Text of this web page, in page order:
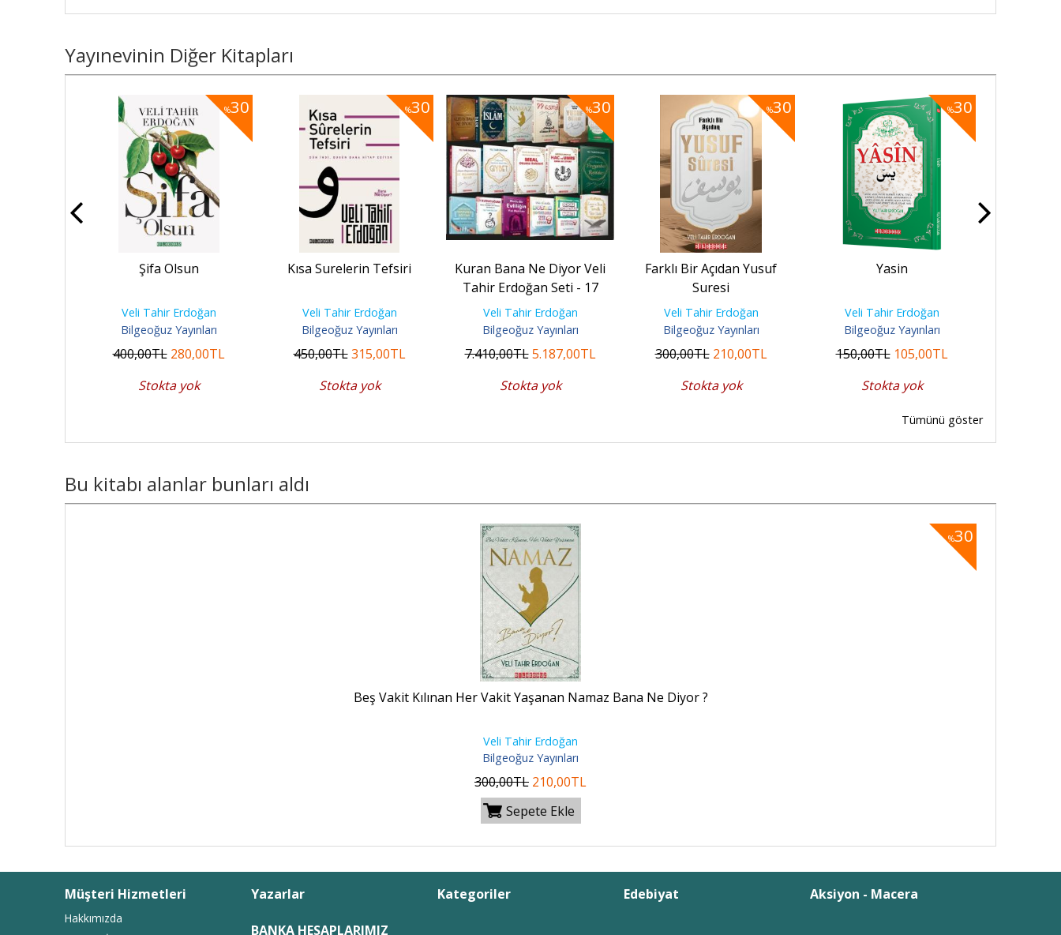
Yayınevinin Diğer Kitapları
%30
Şifa Olsun
Veli Tahir Erdoğan
Bilgeoğuz Yayınları
400,00TL 280,00TL
Stokta yok
%30
Kısa Surelerin Tefsiri
Veli Tahir Erdoğan
Bilgeoğuz Yayınları
450,00TL 315,00TL
Stokta yok
%30
Kuran Bana Ne Diyor Veli
Tahir Erdoğan Seti - 17
Kitap
Veli Tahir Erdoğan
Bilgeoğuz Yayınları
7.410,00TL 5.187,00TL
Stokta yok
%30
Farklı Bir Açıdan Yusuf
Suresi
Veli Tahir Erdoğan
Bilgeoğuz Yayınları
300,00TL 210,00TL
Stokta yok
%30
Yasin
Veli Tahir Erdoğan
Bilgeoğuz Yayınları
150,00TL 105,00TL
Stokta yok
Tümünü göster
Bu kitabı alanlar bunları aldı
%30
Beş Vakit Kılınan Her Vakit Yaşanan Namaz Bana Ne Diyor ?
Veli Tahir Erdoğan
Bilgeoğuz Yayınları
300,00TL 210,00TL
Sepete Ekle
Müşteri Hizmetleri
Hakkımızda
Yazarlar Kategoriler Edebiyat Aksiyon - Macera
BANKA HESAPLARIMIZ